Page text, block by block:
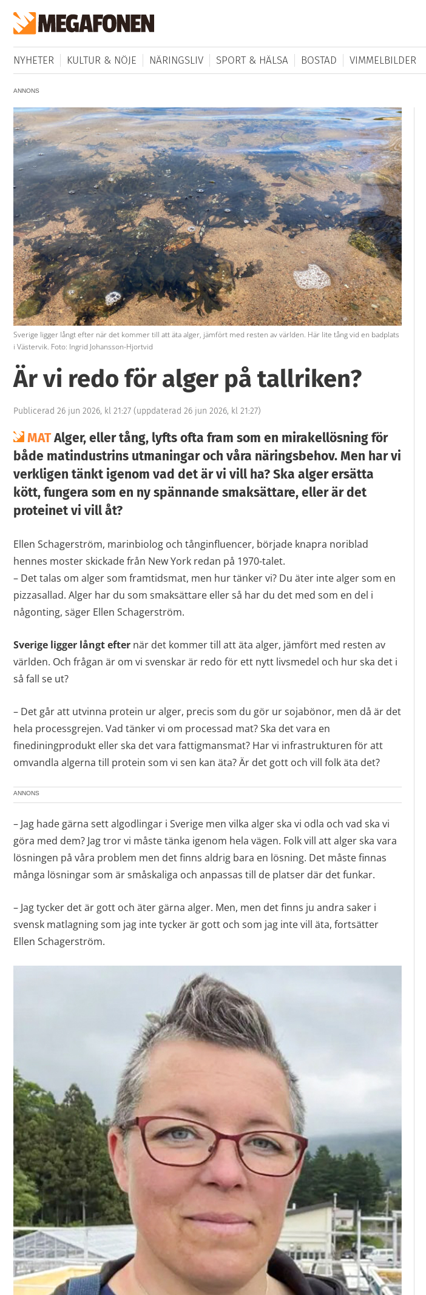
NYHETER KULTUR & NÖJE NÄRINGSLIV SPORT & HÄLSA BOSTAD VIMMELBILDER
ANNONS
Sverige ligger långt efter när det kommer till att äta alger, jämfört med resten av världen. Här lite tång vid en badplats
i Västervik. Foto: Ingrid Johansson-Hjortvid
Är vi redo för alger på tallriken?
Publicerad 26 jun 2026, kl 21:27 (uppdaterad 26 jun 2026, kl 21:27)
MATAlger, eller tång, lyfts ofta fram som en mirakellösning för
både matindustrins utmaningar och våra näringsbehov. Men har vi
verkligen tänkt igenom vad det är vi vill ha? Ska alger ersätta
kött, fungera som en ny spännande smaksättare, eller är det
proteinet vi vill åt?
Ellen Schagerström, marinbiolog och tånginfluencer, började knapra noriblad
hennes moster skickade från New York redan på 1970-talet.
– Det talas om alger som framtidsmat, men hur tänker vi? Du äter inte alger som en
pizzasallad. Alger har du som smaksättare eller så har du det med som en del i
någonting, säger Ellen Schagerström.
Sverige ligger långt efternär det kommer till att äta alger, jämfört med resten av
världen. Och frågan är om vi svenskar är redo för ett nytt livsmedel och hur ska det i
så fall se ut?
– Det går att utvinna protein ur alger, precis som du gör ur sojabönor, men då är det
hela processgrejen. Vad tänker vi om processad mat? Ska det vara en
finediningprodukt eller ska det vara fattigmansmat? Har vi infrastrukturen för att
omvandla algerna till protein som vi sen kan äta? Är det gott och vill folk äta det?
ANNONS
– Jag hade gärna sett algodlingar i Sverige men vilka alger ska vi odla och vad ska vi
göra med dem? Jag tror vi måste tänka igenom hela vägen. Folk vill att alger ska vara
lösningen på våra problem men det finns aldrig bara en lösning. Det måste finnas
många lösningar som är småskaliga och anpassas till de platser där det funkar.
– Jag tycker det är gott och äter gärna alger. Men, men det finns ju andra saker i
svensk matlagning som jag inte tycker är gott och som jag inte vill äta, fortsätter
Ellen Schagerström.